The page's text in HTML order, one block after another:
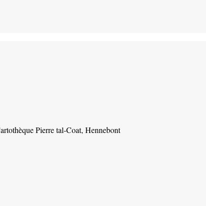
Pierre tal-Coat, Hennebont